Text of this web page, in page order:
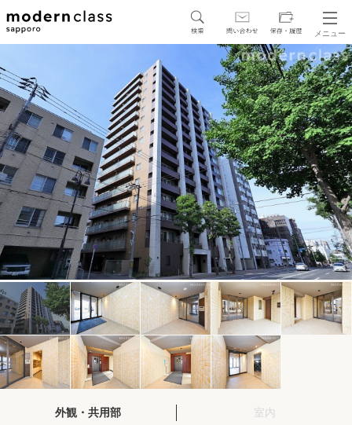
メニュー
SEARCH
地図から探す 駅・路線から探す
区から探す
人気エリアから探す
アクセスランキング
保存した物件
閲覧履歴
保存した検索条件
外観・共用部 室内